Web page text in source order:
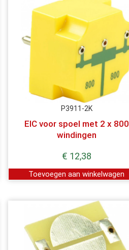
P3911-2K
EIC voor spoel met 2 x 800
windingen
€ 12,38
Toevoegen aan winkelwagen